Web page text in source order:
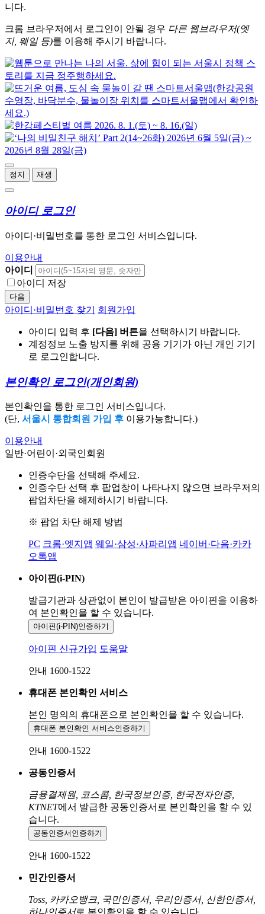
니다.
크롬 브라우저에서 로그인이 안될 경우 다른 웹브라우저(엣
지, 웨일 등)를 이용해 주시기 바랍니다.
정지 재생
아이디 로그인
아이디·비밀번호를 통한 로그인 서비스입니다.
이용안내
아이디
아이디 저장
다음
아이디·비밀번호 찾기 회원가입
아이디 입력 후 [다음] 버튼을 선택하시기 바랍니다.
계정정보 노출 방지를 위해 공용 기기가 아닌 개인 기기
로 로그인합니다.
본인확인 로그인(개인회원)
본인확인을 통한 로그인 서비스입니다.
(단, 서울시 통합회원 가입 후 이용가능합니다.)
이용안내
일반·어린이·외국인회원
인증수단을 선택해 주세요.
인증수단 선택 후 팝업창이 나타나지 않으면 브라우저의
팝업차단을 해제하시기 바랍니다.
※ 팝업 차단 해제 방법
PC 크롬·엣지앱 웨일·삼성·사파리앱 네이버·다음·카카
오톡앱
아이핀(i-PIN)
발급기관과 상관없이 본인이 발급받은 아이핀을 이용하
여 본인확인을 할 수 있습니다.
아이핀(i-PIN)인증하기
아이핀 신규가입 도움말
안내 1600-1522
휴대폰 본인확인 서비스
본인 명의의 휴대폰으로 본인확인을 할 수 있습니다.
휴대폰 본인확인 서비스인증하기
안내 1600-1522
공동인증서
금융결제원, 코스콤, 한국정보인증, 한국전자인증,
KTNET에서 발급한 공동인증서로 본인확인을 할 수 있
습니다.
공동인증서 인증하기
안내 1600-1522
민간인증서
Toss, 카카오뱅크, 국민인증서, 우리인증서, 신한인증서,